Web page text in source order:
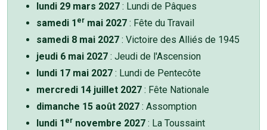
lundi 29 mars 2027 : Lundi de Pâques
samedi 1 er mai 2027 : Fête du Travail
samedi 8 mai 2027 : Victoire des Alliés de 1945
jeudi 6 mai 2027 : Jeudi de l'Ascension
lundi 17 mai 2027 : Lundi de Pentecôte
mercredi 14 juillet 2027 : Fête Nationale
dimanche 15 août 2027 : Assomption
lundi 1 er novembre 2027 : La Toussaint